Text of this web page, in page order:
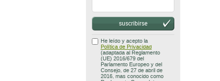
suscribirse
He leído y acepto la
Política de Privacidad
(adaptada al Reglamento
(UE) 2016/679 del
Parlamento Europeo y del
Consejo, de 27 de abril de
2016, mas conocido como